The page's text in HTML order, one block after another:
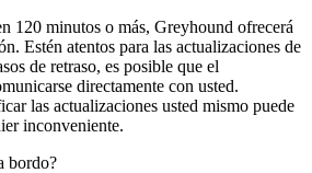
120 minutos o más, Greyhound ofrecerá
Estén atentos para las actualizaciones de
de retraso, es posible que el
directamente con usted.
las actualizaciones usted mismo puede
inconveniente.
bordo?